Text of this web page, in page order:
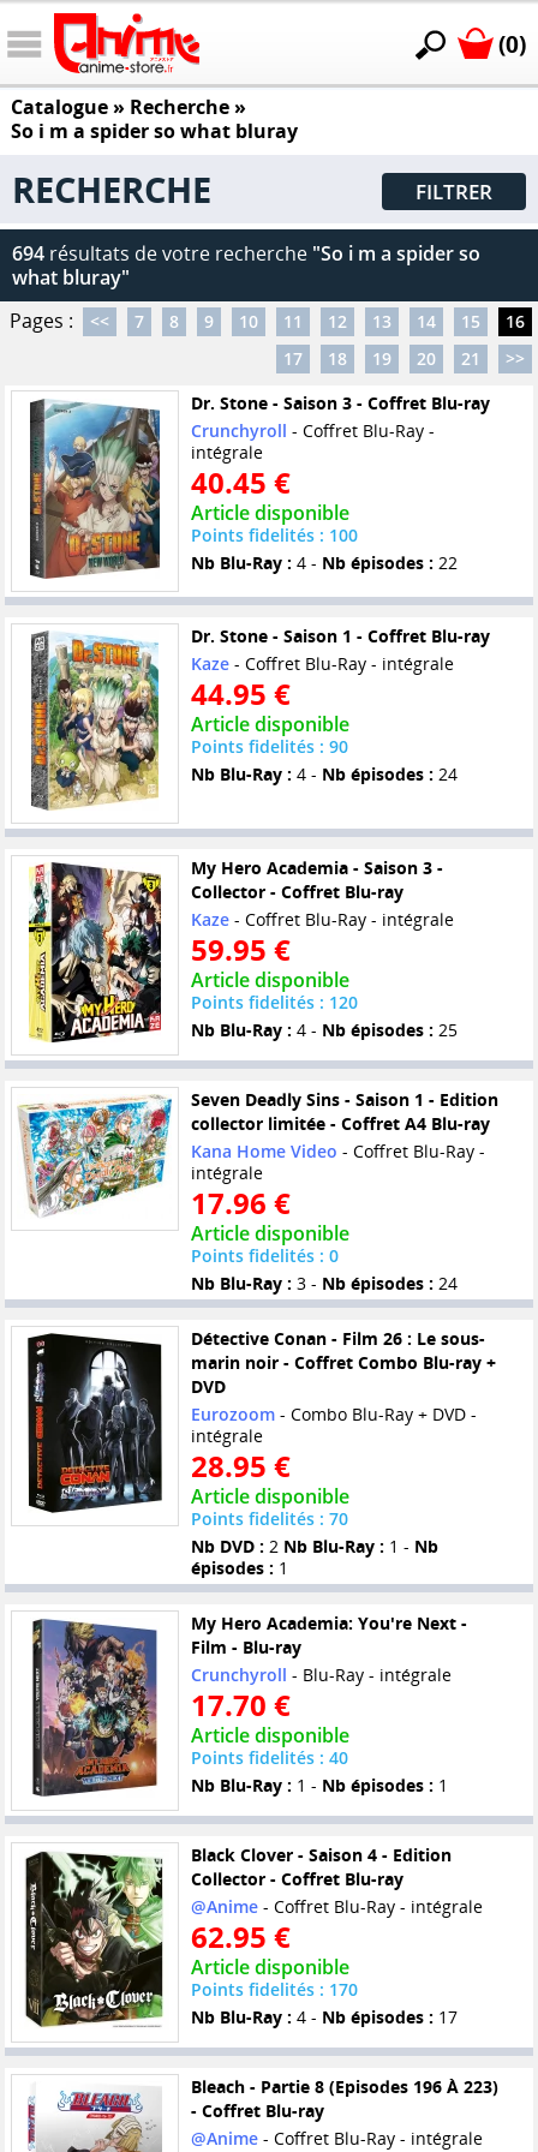
(0)
Catalogue» Recherche »
So i m a spider so what bluray
RECHERCHE FILTRER
694 résultats de votre recherche "So i m a spider so
what bluray"
Pages :
<< 7 8 9 10 11 12 13 14 15
16
17
18 19 20 21
>>
Dr. Stone - Saison 3 - Coffret Blu-ray
Crunchyroll - Coffret Blu-Ray -
intégrale
40.45 €
Article disponible
Points fidelités : 100
Nb Blu-Ray : 4 - Nb épisodes : 22
Dr. Stone - Saison 1 - Coffret Blu-ray
Kaze- Coffret Blu-Ray - intégrale
44.95 €
Article disponible
Points fidelités : 90
Nb Blu-Ray : 4 - Nb épisodes : 24
My Hero Academia - Saison 3 -
Collector - Coffret Blu-ray
Kaze- Coffret Blu-Ray - intégrale
59.95 €
Article disponible
Points fidelités : 120
Nb Blu-Ray : 4 - Nb épisodes : 25
Seven Deadly Sins - Saison 1 - Edition
collector limitée - Coffret A4 Blu-ray
Kana Home Video - Coffret Blu-Ray -
intégrale
17.96 €
Article disponible
Points fidelités : 0
Nb Blu-Ray : 3 - Nb épisodes : 24
Détective Conan - Film 26 : Le sous-
marin noir - Coffret Combo Blu-ray +
DVD
Eurozoom- Combo Blu-Ray + DVD -
intégrale
28.95 €
Article disponible
Points fidelités : 70
Nb DVD : 2 Nb Blu-Ray : 1 - Nb
épisodes : 1
My Hero Academia: You're Next -
Film - Blu-ray
Crunchyroll - Blu-Ray - intégrale
17.70 €
Article disponible
Points fidelités : 40
Nb Blu-Ray : 1 - Nb épisodes : 1
Black Clover - Saison 4 - Edition
Collector - Coffret Blu-ray
@Anime- Coffret Blu-Ray - intégrale
62.95 €
Article disponible
Points fidelités : 170
Nb Blu-Ray : 4 - Nb épisodes : 17
Bleach - Partie 8 (Episodes 196 À 223)
- Coffret Blu-ray
@Anime- Coffret Blu-Ray - intégrale